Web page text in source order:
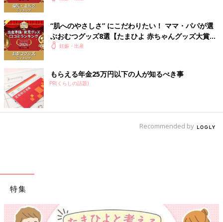
“肌へのやさしさ” にこだわりたい！ ママ・パパが選
ぶおむつグッズ8選【たまひよ 赤ちゃんグッズ大賞
2026】
妊娠・出産
もらえる年金25万円以下の人が知るべき事
PR(くらしの話題)
Recommended by
特集